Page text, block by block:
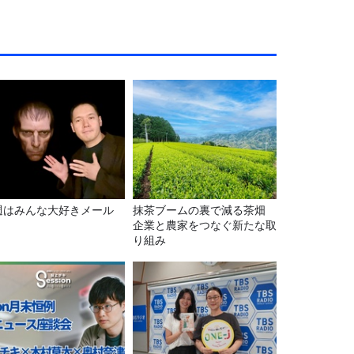
はみんな大好きメール
抹茶ブームの裏で減る茶畑
企業と農家をつなぐ新たな取
り組み